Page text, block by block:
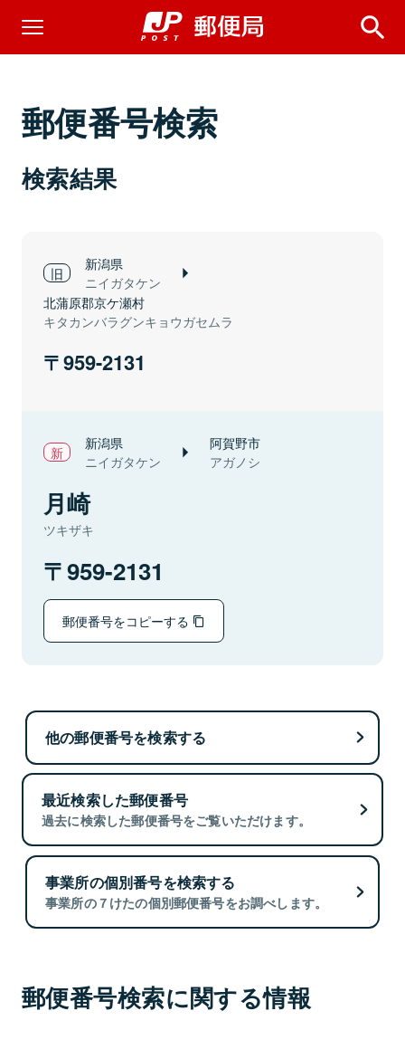
郵便番号検索
検索結果
新潟県
ニイガタケン
北蒲原郡京ケ瀬村
キタカンバラグンキョウガセムラ
959-2131
新潟県
ニイガタケン
阿賀野市
アガノシ
月崎
ツキザキ
959-2131
郵便番号をコピーする
他の郵便番号を検索する
最近検索した郵便番号
過去に検索した郵便番号をご覧いただけます。
事業所の個別番号を検索する
事業所の７けたの個別郵便番号をお調べします。
郵便番号検索に関する情報